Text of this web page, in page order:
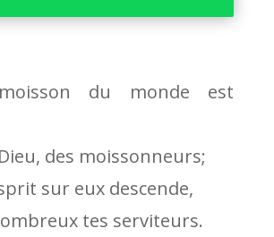
du monde est
des moissonneurs;
sur eux descende,
tes serviteurs.